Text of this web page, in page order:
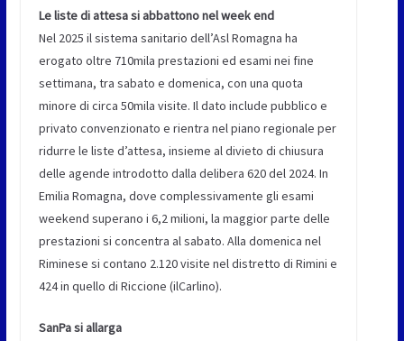
Le liste di attesa si abbattono nel week end
Nel 2025 il sistema sanitario dell’Asl Romagna ha
erogato oltre 710mila prestazioni ed esami nei fine
settimana, tra sabato e domenica, con una quota
minore di circa 50mila visite. Il dato include pubblico e
privato convenzionato e rientra nel piano regionale per
ridurre le liste d’attesa, insieme al divieto di chiusura
delle agende introdotto dalla delibera 620 del 2024. In
Emilia Romagna, dove complessivamente gli esami
weekend superano i 6,2 milioni, la maggior parte delle
prestazioni si concentra al sabato. Alla domenica nel
Riminese si contano 2.120 visite nel distretto di Rimini e
424 in quello di Riccione (ilCarlino).
SanPa si allarga